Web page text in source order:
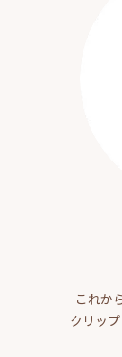
これか
クリッ